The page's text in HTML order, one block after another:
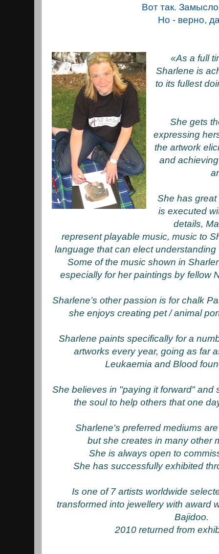
Вот так.
Но - верно,
«As a full
Sharlene is
to its fullest
She gets
expressing
the artwork
and
She has
is executed
details,
represent playable music, music to
language that can elect
Some of the music shown in
especially for her paintings by fellow
Sharlene’s other passion is for chalk
she enjoys creating pet / animal
Sharlene paints specifically for a
artworks every year, going as far
Leukaemia and Blood
She believes in "paying it forward"
the soul to help others that one
Sharlene's preferred mediums
but she creates in many
She is always open to
She has successfully exhibited
Is one of 7 artists worldwide
transformed into jewellery with award
Bajidoo.
2010 returned from